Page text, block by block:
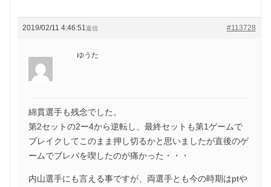
2019/02/11 4:46:51 #113728
返信
ゆうた
綿貫選手も残念でした。
第2セットの2ー4から逆転し、最終セットも第1ゲームで
ブレイクしてこのまま押し切るかと思いましたが直後のゲ
ームでブレバを喫したのが痛かった・・・
内山選手にも言える事ですが、両選手とも今の時期はptや